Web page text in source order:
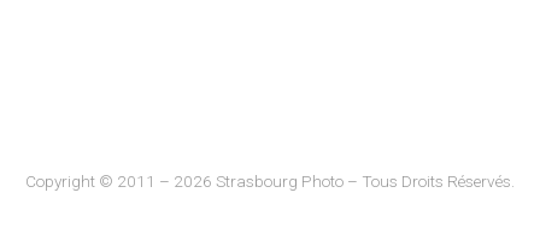
Copyright © 2011 – 2026 Strasbourg Photo – Tous Droits Réservés.